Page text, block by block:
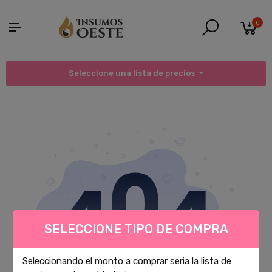
0
Seleccione una lista de precios
SELECCIONE TIPO DE COMPRA
Seleccionando el monto a comprar seria la lista de